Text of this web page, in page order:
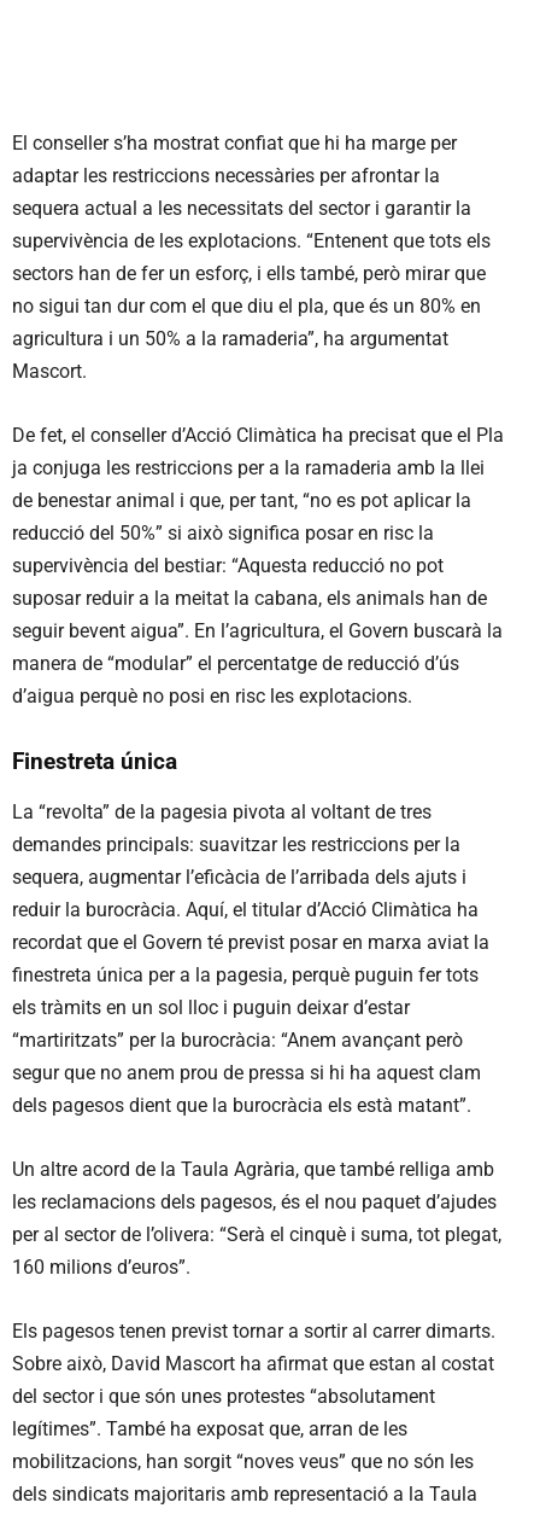
El conseller s’ha mostrat confiat que hi ha marge per
adaptar les restriccions necessàries per afrontar la
sequera actual a les necessitats del sector i garantir la
supervivència de les explotacions. “Entenent que tots els
sectors han de fer un esforç, i ells també, però mirar que
no sigui tan dur com el que diu el pla, que és un 80% en
agricultura i un 50% a la ramaderia”, ha argumentat
Mascort.
De fet, el conseller d’Acció Climàtica ha precisat que el Pla
ja conjuga les restriccions per a la ramaderia amb la llei
de benestar animal i que, per tant, “no es pot aplicar la
reducció del 50%” si això significa posar en risc la
supervivència del bestiar: “Aquesta reducció no pot
suposar reduir a la meitat la cabana, els animals han de
seguir bevent aigua”. En l’agricultura, el Govern buscarà la
manera de “modular” el percentatge de reducció d’ús
d’aigua perquè no posi en risc les explotacions.
Finestreta única
La “revolta” de la pagesia pivota al voltant de tres
demandes principals: suavitzar les restriccions per la
sequera, augmentar l’eficàcia de l’arribada dels ajuts i
reduir la burocràcia. Aquí, el titular d’Acció Climàtica ha
recordat que el Govern té previst posar en marxa aviat la
finestreta única per a la pagesia, perquè puguin fer tots
els tràmits en un sol lloc i puguin deixar d’estar
“martiritzats” per la burocràcia: “Anem avançant però
segur que no anem prou de pressa si hi ha aquest clam
dels pagesos dient que la burocràcia els està matant”.
Un altre acord de la Taula Agrària, que també relliga amb
les reclamacions dels pagesos, és el nou paquet d’ajudes
per al sector de l’olivera: “Serà el cinquè i suma, tot plegat,
160 milions d’euros”.
Els pagesos tenen previst tornar a sortir al carrer dimarts.
Sobre això, David Mascort ha afirmat que estan al costat
del sector i que són unes protestes “absolutament
legítimes”. També ha exposat que, arran de les
mobilitzacions, han sorgit “noves veus” que no són les
dels sindicats majoritaris amb representació a la Taula